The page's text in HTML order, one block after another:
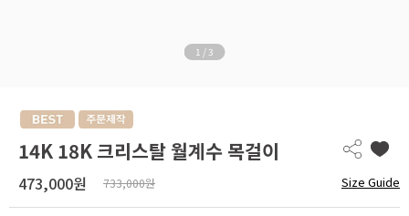
1 / 3
14K 18K 크리스탈 월계수 목걸이
473,000원 733,000원 Size Guide